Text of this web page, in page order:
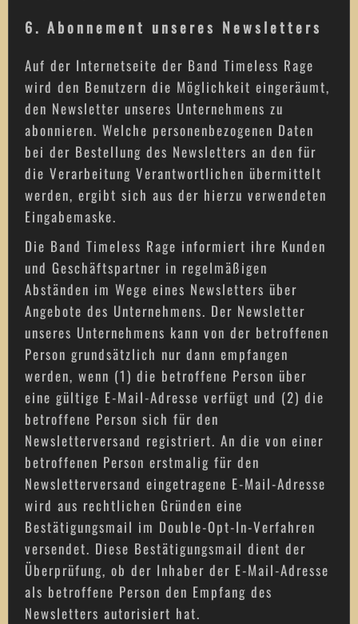
6. Abonnement unseres Newsletters
Auf der Internetseite der Band Timeless Rage
wird den Benutzern die Möglichkeit eingeräumt,
den Newsletter unseres Unternehmens zu
abonnieren. Welche personenbezogenen Daten
bei der Bestellung des Newsletters an den für
die Verarbeitung Verantwortlichen übermittelt
werden, ergibt sich aus der hierzu verwendeten
Eingabemaske.
Die Band Timeless Rage informiert ihre Kunden
und Geschäftspartner in regelmäßigen
Abständen im Wege eines Newsletters über
Angebote des Unternehmens. Der Newsletter
unseres Unternehmens kann von der betroffenen
Person grundsätzlich nur dann empfangen
werden, wenn (1) die betroffene Person über
eine gültige E-Mail-Adresse verfügt und (2) die
betroffene Person sich für den
Newsletterversand registriert. An die von einer
betroffenen Person erstmalig für den
Newsletterversand eingetragene E-Mail-Adresse
wird aus rechtlichen Gründen eine
Bestätigungsmail im Double-Opt-In-Verfahren
versendet. Diese Bestätigungsmail dient der
Überprüfung, ob der Inhaber der E-Mail-Adresse
als betroffene Person den Empfang des
Newsletters autorisiert hat.